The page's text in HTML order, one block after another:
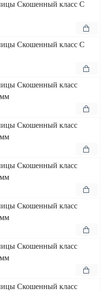
Скошенный класс С
Скошенный класс С
Скошенный класс
Скошенный класс
Скошенный класс
Скошенный класс
Скошенный класс
Скошенный класс